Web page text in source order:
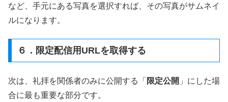
など、手元にある写真を選択すれば、その写真がサムネイ
ルになります。
６．限定配信用URLを取得する
次は、礼拝を関係者のみに公開する「 限定公開 」にした場
合に最も重要な部分です。